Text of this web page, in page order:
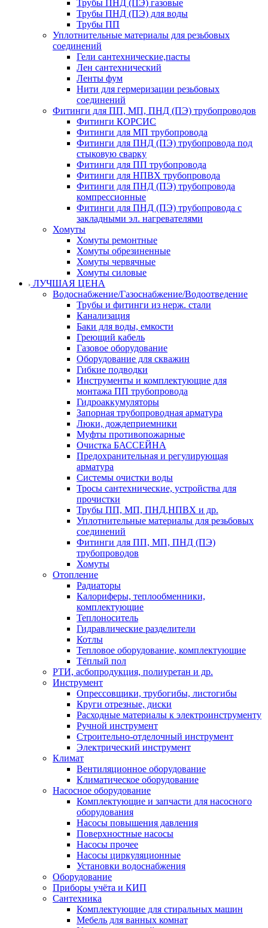
Трубы ПНД (ПЭ) газовые
Трубы ПНД (ПЭ) для воды
Трубы ПП
Уплотнительные материалы для резьбовых
соединений
Гели сантехнические,пасты
Лен сантехнический
Ленты фум
Нити для гермеризации резьбовых
соединений
Фитинги для ПП, МП, ПНД (ПЭ) трубопроводов
Фитинги КОРСИС
Фитинги для МП трубопровода
Фитинги для ПНД (ПЭ) трубопровода под
стыковую сварку
Фитинги для ПП трубопровода
Фитинги для НПВХ трубопровода
Фитинги для ПНД (ПЭ) трубопровода
компрессионные
Фитинги для ПНД (ПЭ) трубопровода с
закладными эл. нагревателями
Хомуты
Хомуты ремонтные
Хомуты обрезиненные
Хомуты червячные
Хомуты силовые
ЛУЧШАЯ ЦЕНА
Водоснабжение/Газоснабжение/Водоотведение
Трубы и фитинги из нерж. стали
Канализация
Баки для воды, емкости
Греющий кабель
Газовое оборудование
Оборудование для скважин
Гибкие подводки
Инструменты и комплектующие для
монтажа ПП трубопровода
Гидроаккумуляторы
Запорная трубопроводная арматура
Люки, дождеприемники
Муфты противопожарные
Очистка БАССЕЙНА
Предохранительная и регулирующая
арматура
Системы очистки воды
Тросы сантехнические, устройства для
прочистки
Трубы ПП, МП, ПНД,НПВХ и др.
Уплотнительные материалы для резьбовых
соединений
Фитинги для ПП, МП, ПНД (ПЭ)
трубопроводов
Хомуты
Отопление
Радиаторы
Калориферы, теплообменники,
комплектующие
Теплоноситель
Гидравлические разделители
Котлы
Тепловое оборудование, комплектующие
Тёплый пол
РТИ, асбопродукция, полиуретан и др.
Инструмент
Опрессовщики, трубогибы, листогибы
Круги отрезные, диски
Расходные материалы к электроинструменту
Ручной инструмент
Строительно-отделочный инструмент
Электрический инструмент
Климат
Вентиляционное оборудование
Климатическое оборудование
Насосное оборудование
Комплектующие и запчасти для насосного
оборудования
Насосы повышения давления
Поверхностные насосы
Насосы прочее
Насосы циркуляционные
Установки водоснабжения
Оборудование
Приборы учёта и КИП
Сантехника
Комплектующие для стиральных машин
Мебель для ванных комнат